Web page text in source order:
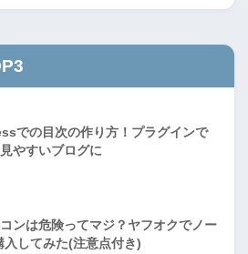
での目次の作り方！プラグインで
やすいブログに
ンは危険ってマジ？ヤフオクでノー
入してみた(注意点付き)